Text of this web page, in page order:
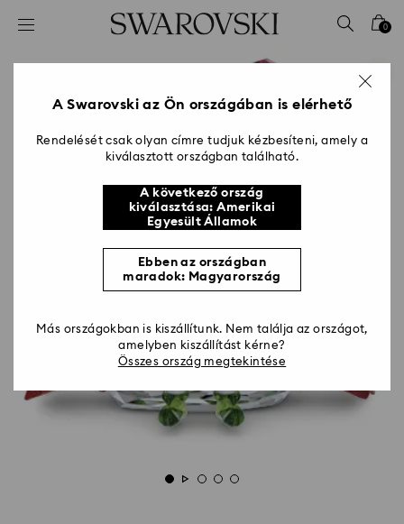
Hozzáférési-kulcs lista
2 - Lábléc
0
A Swarovski az Ön országában is elérhető
Rendelését csak olyan címre tudjuk kézbesíteni, amely a
kiválasztott országban található.
A következő ország
kiválasztása: Amerikai
Egyesült Államok
Ebben az országban
maradok: Magyarország
Más országokban is kiszállítunk. Nem találja az országot,
amelyben kiszállítást kérne?
Összes ország megtekintése